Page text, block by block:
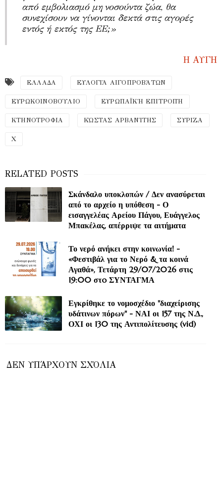
από εμβολιασμό μη νοσούντα ζώα, θα
συνεχίσουν να γίνονται δεκτά στις αγορές
εντός ή εκτός της ΕΕ;»
Η ΑΥΓΗ
ΕΛΛΑΔΑ ΕΥΛΟΓΙΆ ΑΙΓΟΠΡΟΒΆΤΩΝ
ΕΥΡΩΚΟΙΝΟΒΟΎΛΙΟ ΕΥΡΩΠΑΪΚΉ ΕΠΙΤΡΟΠΉ
ΚΤΗΝΟΤΡΟΦΙΑ ΚΏΣΤΑΣ ΑΡΒΑΝΊΤΗΣ ΣΥΡΙΖΑ
Χ
Σκάνδαλο υποκλοπών / Δεν ανασύρεται
από το αρχείο η υπόθεση - Ο
εισαγγελέας Αρείου Πάγου, Ευάγγελος
Μπακέλας, απέρριψε τα αιτήματα
Το νερό ανήκει στην κοινωνία! -
«Φεστιβάλ για το Νερό & τα κοινά
Αγαθά», Τετάρτη 29/07/2026 στις
19:00 στo ΣΥΝΤΑΓΜΑ
Εγκρίθηκε το νομοσχέδιο "διαχείρισης
υδάτινων πόρων" - ΝΑΙ οι 157 της Ν.Δ.,
ΟΧΙ οι 130 της Αντιπολίτευσης (vid)
ΔΕΝ ΥΠΆΡΧΟΥΝ ΣΧΌΛΙΑ